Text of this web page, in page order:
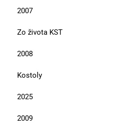
2007
Zo života KST
2008
Kostoly
2025
2009